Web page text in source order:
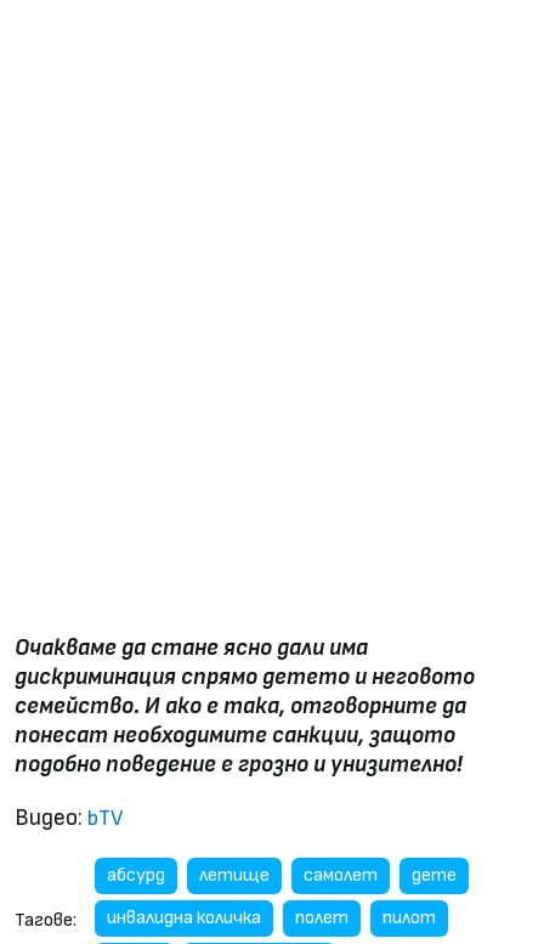
Очакваме да стане ясно дали има
дискриминация спрямо детето и неговото
семейство. И ако е така, отговорните да
понесат необходимите санкции, защото
подобно поведение е грозно и унизително!
Видео: bTV
Тагове:
абсурд летище самолет
дете
инвалидна количка
полет
пилот